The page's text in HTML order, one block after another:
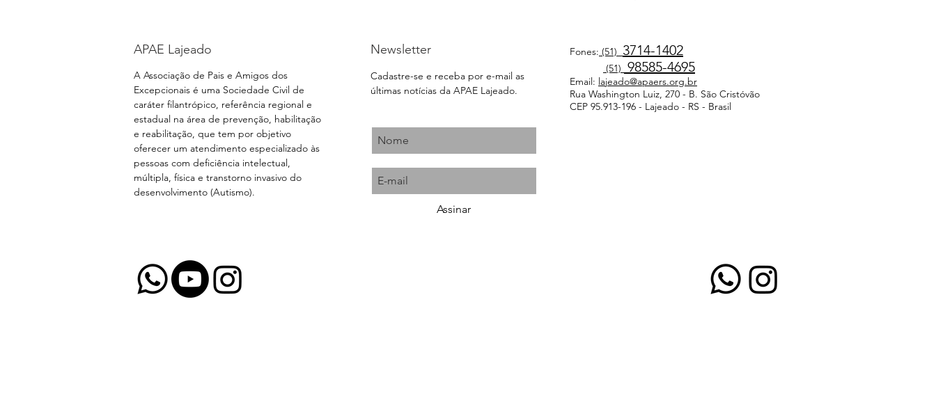
APAE Lajeado
A Associação de Pais e Amigos dos
Excepcionais é uma Sociedade Civil de
caráter filantrópico, referência regional e
estadual na área de prevenção, habilitação
e reabilitação, que tem por objetivo
oferecer um atendimento especializado às
pessoas com deficiência intelectual,
múltipla, física e transtorno invasivo do
desenvolvimento (Autismo).
Newsletter
Cadastre-se e receba por e-mail as
últimas notícias da APAE Lajeado.
Assinar
Fones: (51) 3714-1402
(51) 98585-4695
Email: lajeado@apaers.org.br
Rua Washington Luiz, 270 - B. São Cristóvão
CEP 95.913-196 - Lajeado - RS - Brasil